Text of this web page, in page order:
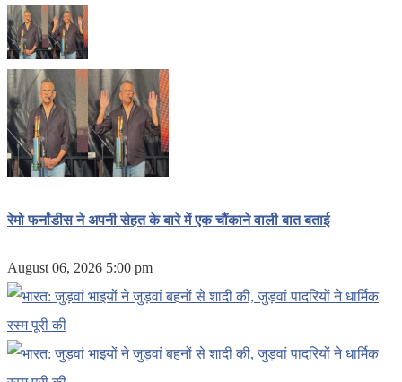
रेमो फर्नांडीस ने अपनी सेहत के बारे में एक चौंकाने वाली बात बताई
August 06, 2026 5:00 pm